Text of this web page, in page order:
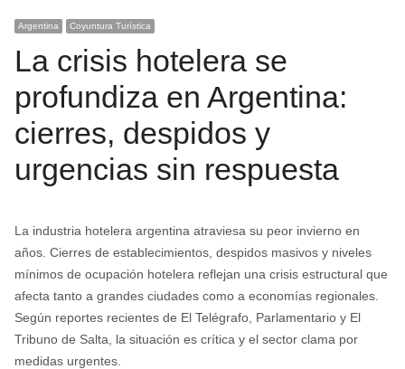
Argentina Coyuntura Turística
La crisis hotelera se
profundiza en Argentina:
cierres, despidos y
urgencias sin respuesta
La industria hotelera argentina atraviesa su peor invierno en
años. Cierres de establecimientos, despidos masivos y niveles
mínimos de ocupación hotelera reflejan una crisis estructural que
afecta tanto a grandes ciudades como a economías regionales.
Según reportes recientes de El Telégrafo, Parlamentario y El
Tribuno de Salta, la situación es crítica y el sector clama por
medidas urgentes.